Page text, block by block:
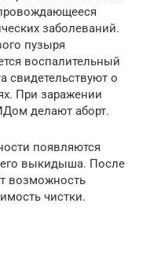
заболеваний.
пузыря
воспалительный
свидетельствуют о
При заражении
делают аборт.
появляются
выкидыша. После
возможность
чистки.